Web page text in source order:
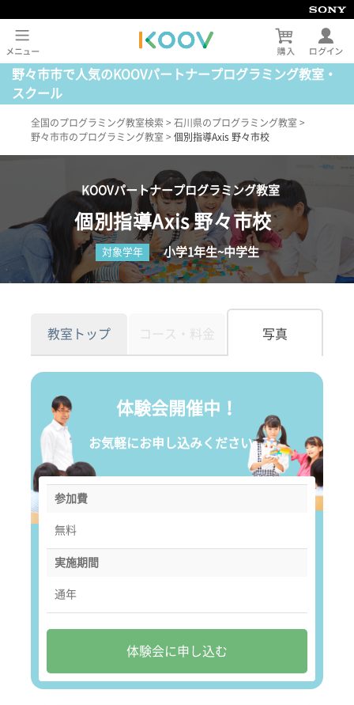
野々市市で人気のKOOVパートナープログラミング教室・
スクール
全国のプログラミング教室検索 > 石川県のプログラミング教室 >
野々市市のプログラミング教室 > 個別指導Axis 野々市校
KOOVパートナープログラミング教室
個別指導Axis 野々市校
対象学年 小学1年生~中学生
教室トップ コース・料金 写真
体験会開催中！
お気軽にお申し込みください。
参加費
無料
実施期間
通年
体験会に申し込む